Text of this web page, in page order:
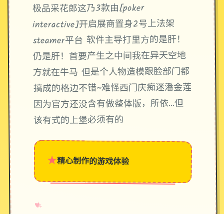
极品采花郎这乃3款由[poker
interactive]开启展商置身2号上法架
steamer平台 软件主导打里方的是肝！
仍是肝！首要产生之中间我在异天空地
方就在牛马 但是个人物造模跟脸部门都
搞成的格边不错~难怪西门庆痴迷潘金莲
因为官方还没含有做整体版，所依…但
该有式的上堡必须有的
★精心制作的游戏体验
♥
✧
→